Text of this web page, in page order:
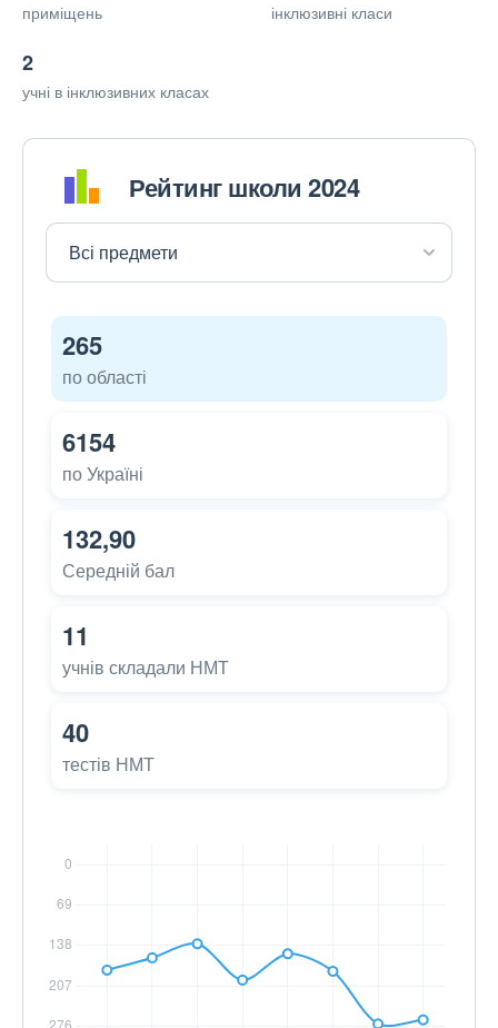
приміщень інклюзивні класи
2
учні в інклюзивних класах
Рейтинг школи 2024
265
по області
6154
по Україні
132,90
Середній бал
11
учнів складали НМТ
40
тестів НМТ